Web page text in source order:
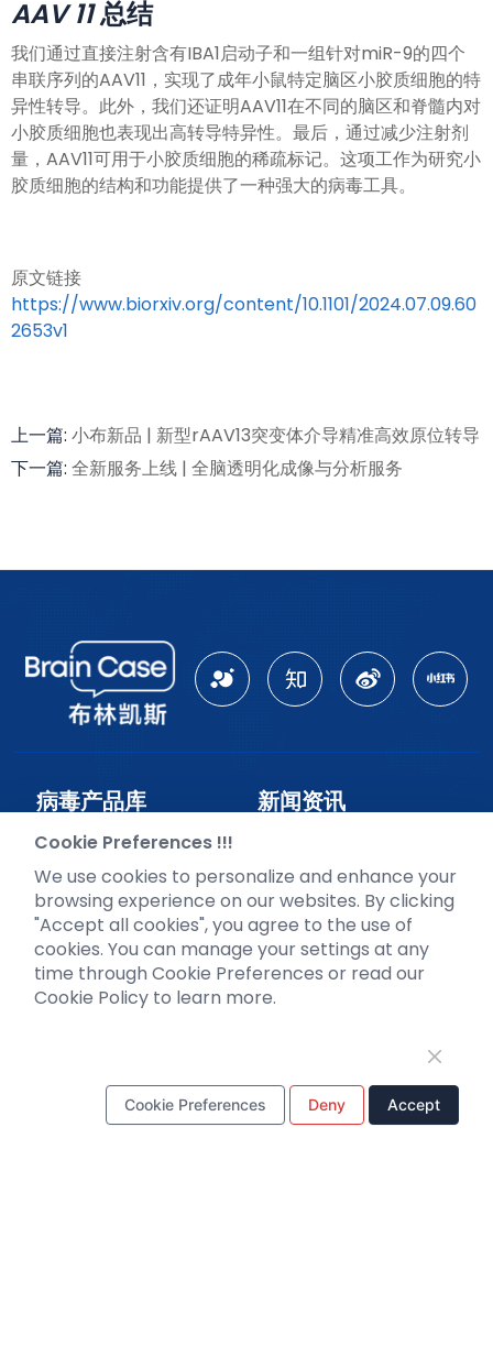
AAV 11总结
我们通过直接注射含有IBA1启动子和一组针对miR-9的四个
串联序列的AAV11，实现了成年小鼠特定脑区小胶质细胞的特
异性转导。此外，我们还证明AAV11在不同的脑区和脊髓内对
小胶质细胞也表现出高转导特异性。最后，通过减少注射剂
量，AAV11可用于小胶质细胞的稀疏标记。这项工作为研究小
胶质细胞的结构和功能提供了一种强大的病毒工具。
原文链接
https://www.biorxiv.org/content/10.1101/2024.07.09.60
2653v1
上一篇: 小布新品 | 新型rAAV13突变体介导精准高效原位转导
下一篇: 全新服务上线 | 全脑透明化成像与分析服务
病毒产品库
CRISPR
RNAi
嗜神经病毒
光遗传学-激活
荧光探针
新闻资讯
新品发布
产品促销
媒体活动
投资者新闻
Cookie Preferences !!!
We use cookies to personalize and enhance your
browsing experience on our websites. By clicking
"Accept all cookies", you agree to the use of
cookies. You can manage your settings at any
time through Cookie Preferences or read our
Cookie Policy to learn more.
Cookie Preferences Deny Accept